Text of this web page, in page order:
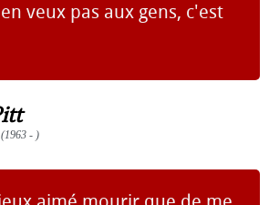
veux pas aux gens, c'est
- )